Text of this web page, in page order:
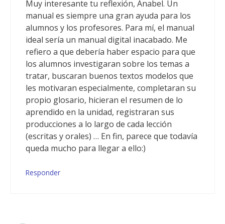
Muy interesante tu reflexión, Anabel. Un
manual es siempre una gran ayuda para los
alumnos y los profesores. Para mí, el manual
ideal sería un manual digital inacabado. Me
refiero a que debería haber espacio para que
los alumnos investigaran sobre los temas a
tratar, buscaran buenos textos modelos que
les motivaran especialmente, completaran su
propio glosario, hicieran el resumen de lo
aprendido en la unidad, registraran sus
producciones a lo largo de cada lección
(escritas y orales) … En fin, parece que todavía
queda mucho para llegar a ello:)
Responder